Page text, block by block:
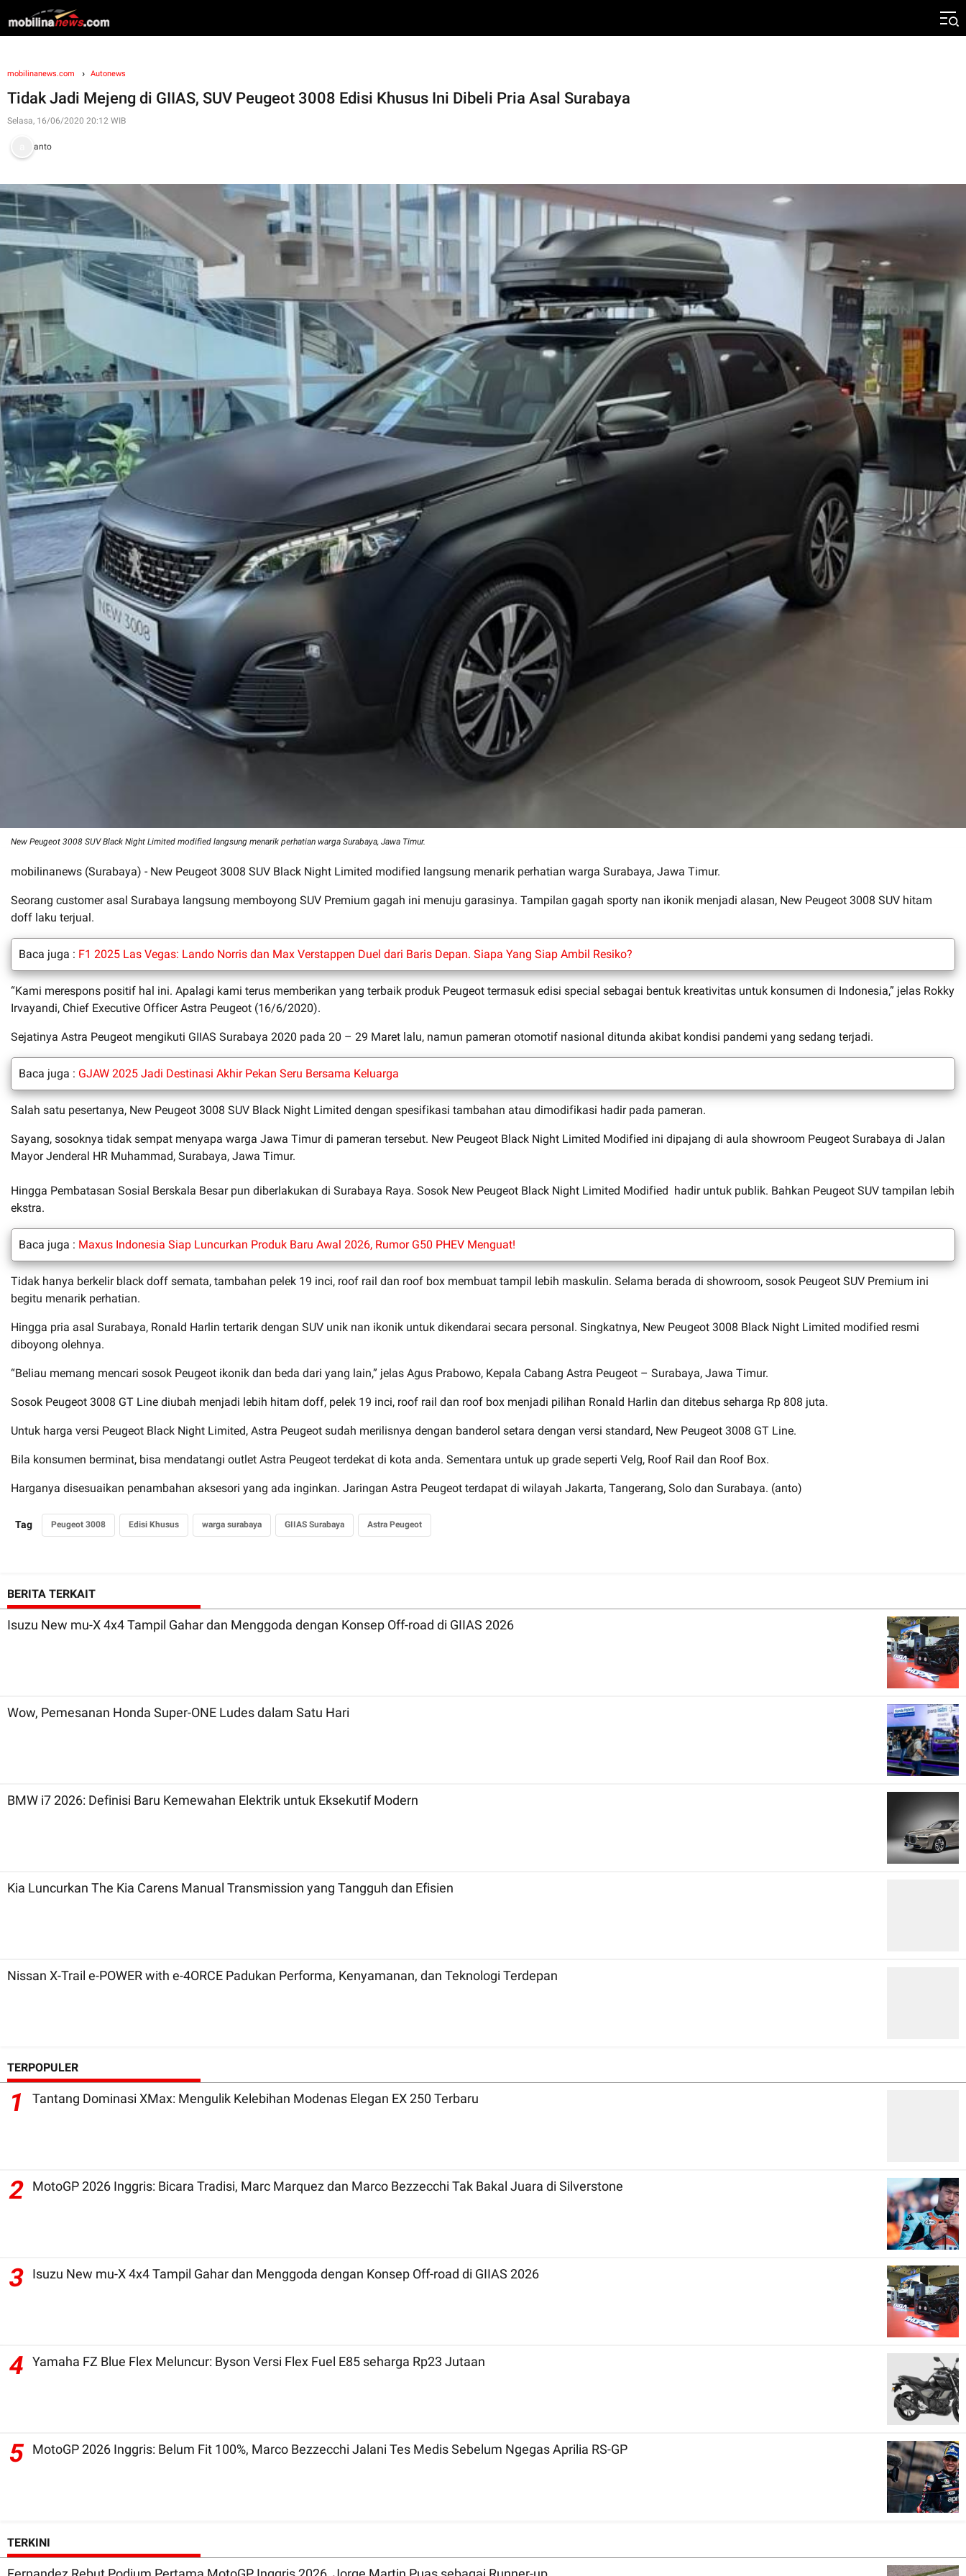
mobilinanews.com Autonews
Tidak Jadi Mejeng di GIIAS, SUV Peugeot 3008 Edisi Khusus Ini Dibeli Pria Asal Surabaya
Selasa, 16/06/2020 20:12 WIB
anto
New Peugeot 3008 SUV Black Night Limited modified langsung menarik perhatian warga Surabaya, Jawa Timur.
mobilinanews (Surabaya) - New Peugeot 3008 SUV Black Night Limited modified langsung menarik perhatian warga Surabaya, Jawa Timur.
Seorang customer asal Surabaya langsung memboyong SUV Premium gagah ini menuju garasinya. Tampilan gagah sporty nan ikonik menjadi alasan, New Peugeot 3008 SUV hitam
doff laku terjual.
Baca juga : F1 2025 Las Vegas: Lando Norris dan Max Verstappen Duel dari Baris Depan. Siapa Yang Siap Ambil Resiko?
“Kami merespons positif hal ini. Apalagi kami terus memberikan yang terbaik produk Peugeot termasuk edisi special sebagai bentuk kreativitas untuk konsumen di Indonesia,” jelas Rokky
Irvayandi, Chief Executive Officer Astra Peugeot (16/6/2020).
Sejatinya Astra Peugeot mengikuti GIIAS Surabaya 2020 pada 20 – 29 Maret lalu, namun pameran otomotif nasional ditunda akibat kondisi pandemi yang sedang terjadi.
Baca juga : GJAW 2025 Jadi Destinasi Akhir Pekan Seru Bersama Keluarga
Salah satu pesertanya, New Peugeot 3008 SUV Black Night Limited dengan spesifikasi tambahan atau dimodifikasi hadir pada pameran.
Sayang, sosoknya tidak sempat menyapa warga Jawa Timur di pameran tersebut. New Peugeot Black Night Limited Modified ini dipajang di aula showroom Peugeot Surabaya di Jalan
Mayor Jenderal HR Muhammad, Surabaya, Jawa Timur.
Hingga Pembatasan Sosial Berskala Besar pun diberlakukan di Surabaya Raya. Sosok New Peugeot Black Night Limited Modified hadir untuk publik. Bahkan Peugeot SUV tampilan lebih
ekstra.
Baca juga : Maxus Indonesia Siap Luncurkan Produk Baru Awal 2026, Rumor G50 PHEV Menguat!
Tidak hanya berkelir black doff semata, tambahan pelek 19 inci, roof rail dan roof box membuat tampil lebih maskulin. Selama berada di showroom, sosok Peugeot SUV Premium ini
begitu menarik perhatian.
Hingga pria asal Surabaya, Ronald Harlin tertarik dengan SUV unik nan ikonik untuk dikendarai secara personal. Singkatnya, New Peugeot 3008 Black Night Limited modified resmi
diboyong olehnya.
“Beliau memang mencari sosok Peugeot ikonik dan beda dari yang lain,” jelas Agus Prabowo, Kepala Cabang Astra Peugeot – Surabaya, Jawa Timur.
Sosok Peugeot 3008 GT Line diubah menjadi lebih hitam doff, pelek 19 inci, roof rail dan roof box menjadi pilihan Ronald Harlin dan ditebus seharga Rp 808 juta.
Untuk harga versi Peugeot Black Night Limited, Astra Peugeot sudah merilisnya dengan banderol setara dengan versi standard, New Peugeot 3008 GT Line.
Bila konsumen berminat, bisa mendatangi outlet Astra Peugeot terdekat di kota anda. Sementara untuk up grade seperti Velg, Roof Rail dan Roof Box.
Harganya disesuaikan penambahan aksesori yang ada inginkan. Jaringan Astra Peugeot terdapat di wilayah Jakarta, Tangerang, Solo dan Surabaya. (anto)
Tag Peugeot 3008 Edisi Khusus warga surabaya GIIAS Surabaya Astra Peugeot
BERITA TERKAIT
Isuzu New mu-X 4x4 Tampil Gahar dan Menggoda dengan Konsep Off-road di GIIAS 2026
Wow, Pemesanan Honda Super-ONE Ludes dalam Satu Hari
BMW i7 2026: Definisi Baru Kemewahan Elektrik untuk Eksekutif Modern
Kia Luncurkan The Kia Carens Manual Transmission yang Tangguh dan Efisien
Nissan X-Trail e-POWER with e-4ORCE Padukan Performa, Kenyamanan, dan Teknologi Terdepan
TERPOPULER
1 Tantang Dominasi XMax: Mengulik Kelebihan Modenas Elegan EX 250 Terbaru
2 MotoGP 2026 Inggris: Bicara Tradisi, Marc Marquez dan Marco Bezzecchi Tak Bakal Juara di Silverstone
3 Isuzu New mu-X 4x4 Tampil Gahar dan Menggoda dengan Konsep Off-road di GIIAS 2026
4 Yamaha FZ Blue Flex Meluncur: Byson Versi Flex Fuel E85 seharga Rp23 Jutaan
5 MotoGP 2026 Inggris: Belum Fit 100%, Marco Bezzecchi Jalani Tes Medis Sebelum Ngegas Aprilia RS-GP
TERKINI